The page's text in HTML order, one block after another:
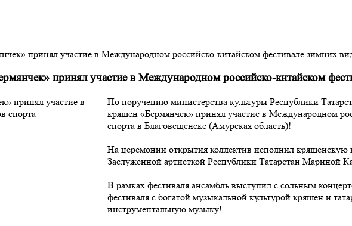
принял участие в Международном российско-китайском фестивале зимних
принял участие в Международном российско-китайском
По поручению министерства культуры Республики
кряшен «Бермянчек» принял участие в Международном
спорта в Благовещенске (Амурская область)!
На церемонии открытия коллектив исполнил
Заслуженной артисткой Республики Татарстан Мариной
В рамках фестиваля ансамбль выступил с сольным
фестиваля с богатой музыкальной культурой кряшен и
инструментальную музыку!